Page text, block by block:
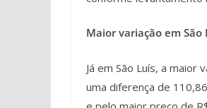
Maior variação em São
Já em São Luís, a
uma diferença de